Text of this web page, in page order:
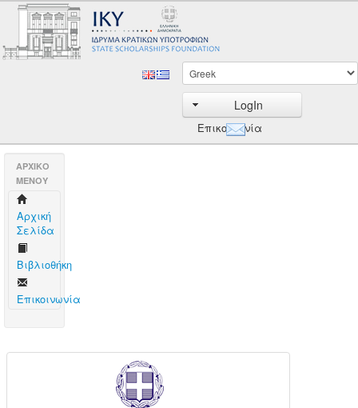
LogIn
Επικοινωνία
AΡΧΙΚΟ
ΜΕΝΟΥ
Aρχική
Σελίδα
Βιβλιοθήκη
Επικοινωνία